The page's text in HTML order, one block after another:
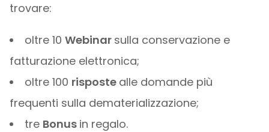
trovare:
oltre 10 Webinar sulla conservazione e
fatturazione elettronica;
oltre 100 risposte alle domande più
frequenti sulla dematerializzazione;
tre Bonus in regalo.